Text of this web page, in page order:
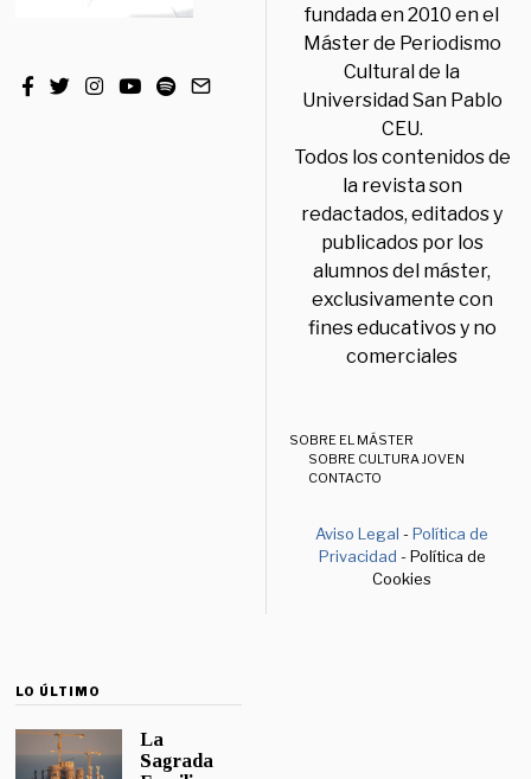
fundada en 2010 en el
Máster de Periodismo
Cultural de la
Universidad San Pablo
CEU.
Todos los contenidos de
la revista son
redactados, editados y
publicados por los
alumnos del máster,
exclusivamente con
fines educativos y no
comerciales
SOBRE EL MÁSTER
SOBRE CULTURA JOVEN
CONTACTO
Aviso Legal -Política de
Privacidad - Política de
Cookies
LO ÚLTIMO
La
Sagrada